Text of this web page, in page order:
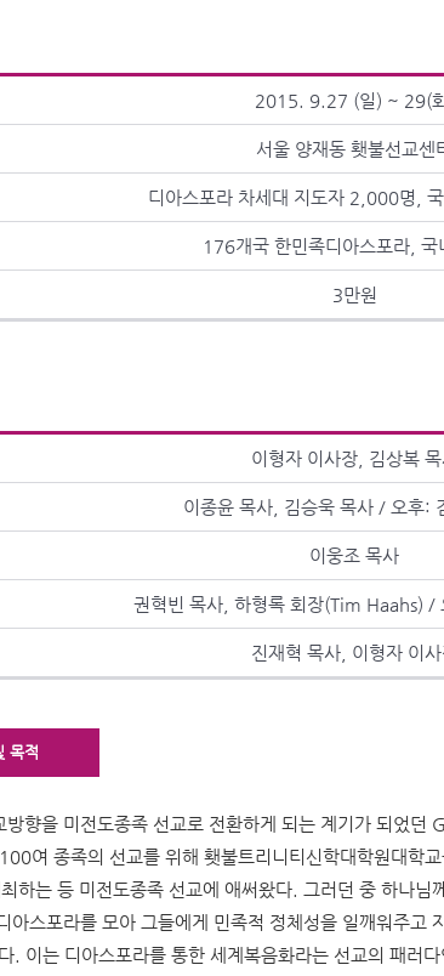
2015. 9.27 (일) ~ 29(
서울 양재동 횃불선교센
디아스포라 차세대 지도자 2,000명,
176개국 한민족디아스포라, 국
3만원
이형자 이사장, 김상복
이종윤 목사, 김승욱 목사 / 오후:
이웅조 목사
권혁빈 목사, 하형록 회장(Tim Haahs) /
진재혁 목사, 이형자 이
목적
향을 미전도종족 선교로 전환하게 되는 계기가 되었던
여 종족의 선교를 위해 횃불트리니티신학대학원대학
하는 등 미전도종족 선교에 애써왔다. 그러던 중 하나님
스포라를 모아 그들에게 민족적 정체성을 일깨워주고
. 이는 디아스포라를 통한 세계복음화라는 선교의 패러